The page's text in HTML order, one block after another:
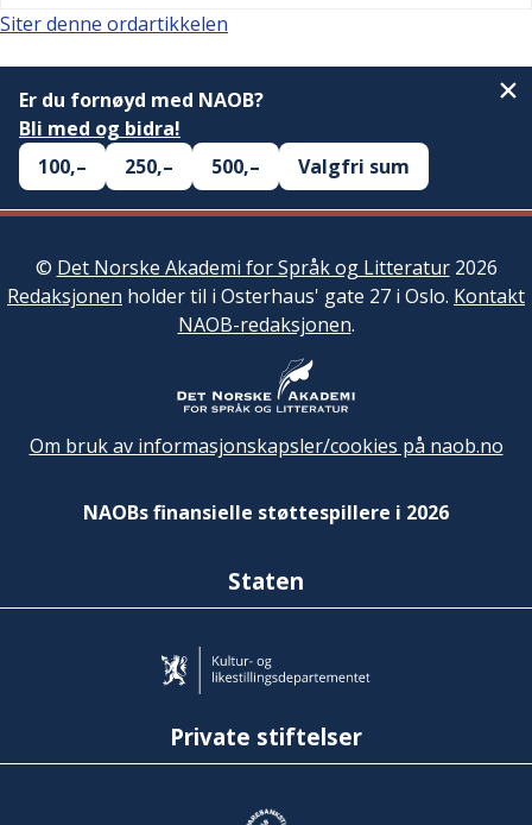
Siter denne ordartikkelen
Er du fornøyd med NAOB?
Bli med og bidra!
100,–
250,– 500,– Valgfri sum
© Det Norske Akademi for Språk og Litteratur2026
Redaksjonen holder til i Osterhaus' gate 27 i Oslo. Kontakt
NAOB-redaksjonen.
Om bruk av informasjonskapsler/cookies på naob.no
NAOBs finansielle støttespillere i 2026
Staten
Private stiftelser